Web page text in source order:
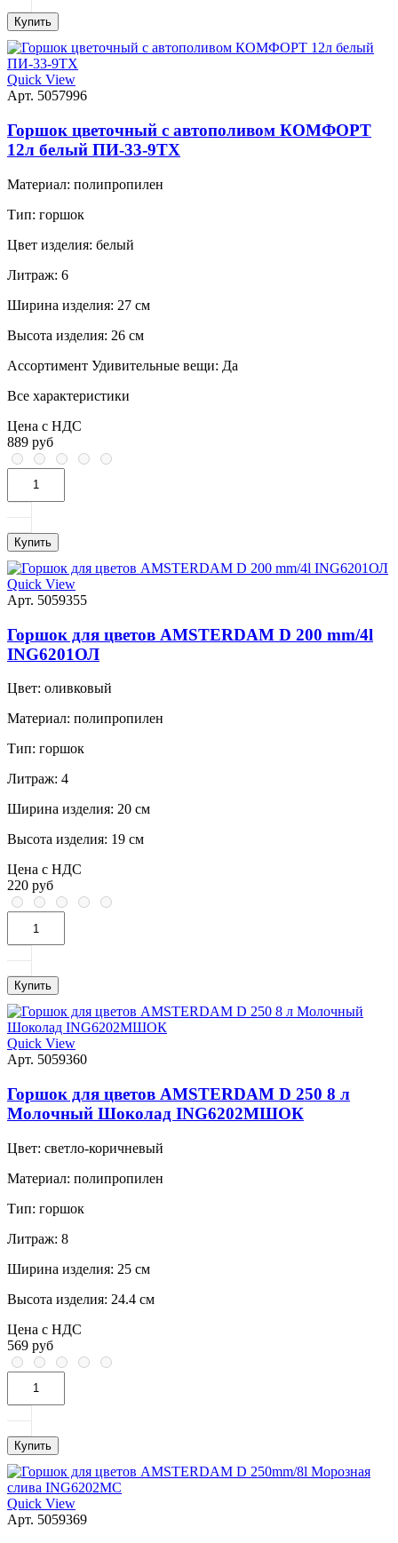
Купить
Quick View
Арт. 5057996
Горшок цветочный с автополивом КОМФОРТ
12л белый ПИ-33-9ТХ
Материал: полипропилен
Тип: горшок
Цвет изделия: белый
Литраж: 6
Ширина изделия: 27 см
Высота изделия: 26 см
Ассортимент Удивительные вещи: Да
Все характеристики
Цена с НДС
889 руб
Купить
Quick View
Арт. 5059355
Горшок для цветов AMSTERDAM D 200 mm/4l
ING6201ОЛ
Цвет: оливковый
Материал: полипропилен
Тип: горшок
Литраж: 4
Ширина изделия: 20 см
Высота изделия: 19 см
Цена с НДС
220 руб
Купить
Quick View
Арт. 5059360
Горшок для цветов AMSTERDAM D 250 8 л
Молочный Шоколад ING6202МШОК
Цвет: светло-коричневый
Материал: полипропилен
Тип: горшок
Литраж: 8
Ширина изделия: 25 см
Высота изделия: 24.4 см
Цена с НДС
569 руб
Купить
Quick View
Арт. 5059369